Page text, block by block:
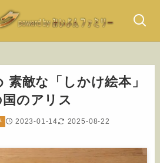
素敵な「しかけ絵本」
のアリス
2023-01-14 2025-08-22